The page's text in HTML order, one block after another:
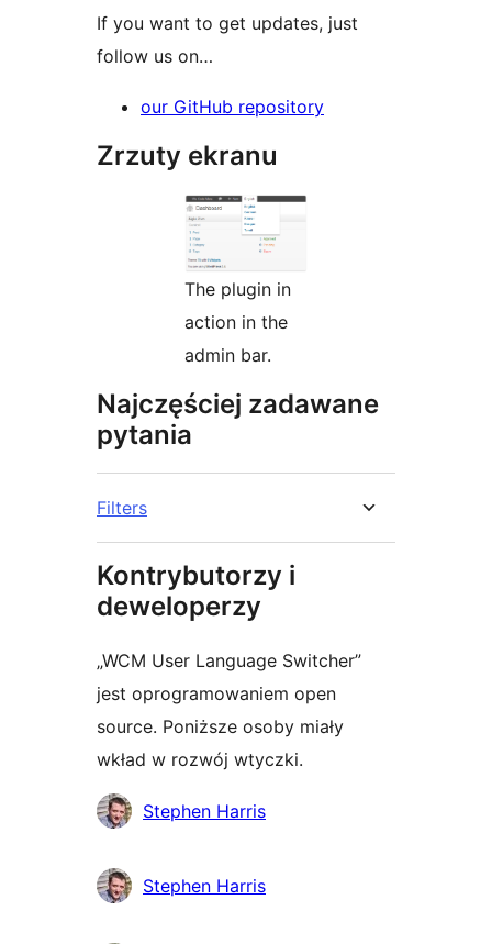
If you want to get updates, just
follow us on…
our GitHub repository
Zrzuty ekranu
The plugin in
action in the
admin bar.
Najczęściej zadawane
pytania
Filters
Kontrybutorzy i
deweloperzy
„WCM User Language Switcher”
jest oprogramowaniem open
source. Poniższe osoby miały
wkład w rozwój wtyczki.
Zaangażowani
Stephen Harris
Stephen Harris